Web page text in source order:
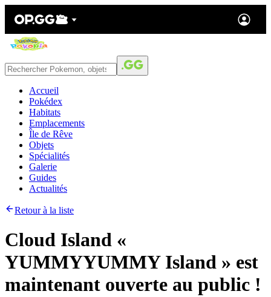
Accueil
Pokédex
Habitats
Emplacements
Île de Rêve
Objets
Spécialités
Galerie
Guides
Actualités
Retour à la liste
Cloud Island «
YUMMYYUMMY Island » est
maintenant ouverte au public !